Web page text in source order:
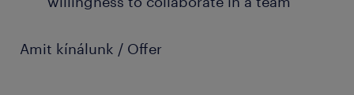
Amit kínálunk / Offer